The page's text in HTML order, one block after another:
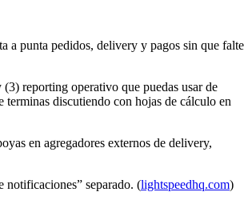
a punta pedidos, delivery y pagos sin que falte
reporting operativo que puedas usar de
terminas discutiendo con hojas de cálculo en
en agregadores externos de delivery,
notificaciones” separado. (lightspeedhq.com)